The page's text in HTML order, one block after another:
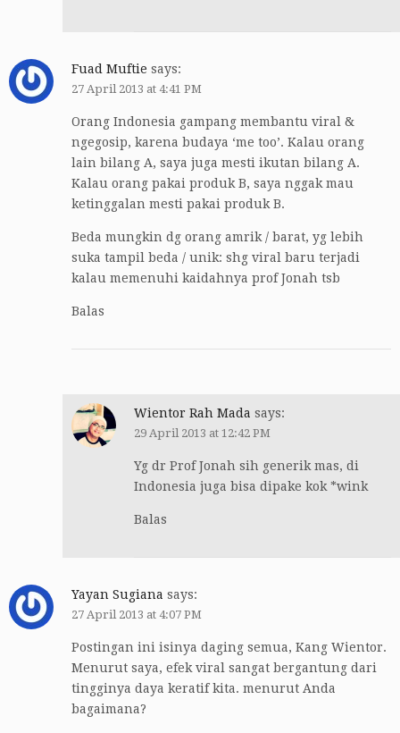
Fuad Muftie says:
27 April 2013 at 4:41 PM
Orang Indonesia gampang membantu viral &
ngegosip, karena budaya ‘me too’. Kalau orang
lain bilang A, saya juga mesti ikutan bilang A.
Kalau orang pakai produk B, saya nggak mau
ketinggalan mesti pakai produk B.
Beda mungkin dg orang amrik / barat, yg lebih
suka tampil beda / unik: shg viral baru terjadi
kalau memenuhi kaidahnya prof Jonah tsb
Balas
Wientor Rah Mada says:
29 April 2013 at 12:42 PM
Yg dr Prof Jonah sih generik mas, di
Indonesia juga bisa dipake kok *wink
Balas
Yayan Sugiana says:
27 April 2013 at 4:07 PM
Postingan ini isinya daging semua, Kang Wientor.
Menurut saya, efek viral sangat bergantung dari
tingginya daya keratif kita. menurut Anda
bagaimana?